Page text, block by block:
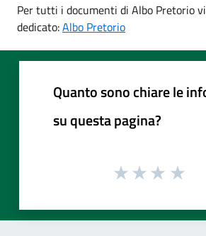
Per tutti i documenti di Albo Pretorio
dedicato:Albo Pretorio
Quanto sono chiare le
su questa pagina?